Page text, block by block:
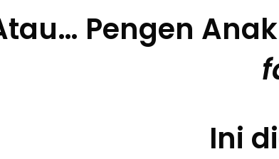
Pengen
Ini